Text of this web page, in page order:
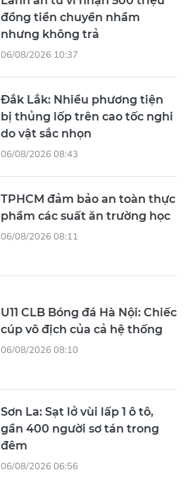
đồng tiền chuyển nhầm
nhưng không trả
06/08/2026 10:37
Đắk Lắk: Nhiều phương tiện
bị thủng lốp trên cao tốc nghi
do vật sắc nhọn
06/08/2026 08:43
TPHCM đảm bảo an toàn thực
phẩm các suất ăn trường học
06/08/2026 08:11
U11 CLB Bóng đá Hà Nội: Chiếc
cúp vô địch của cả hệ thống
06/08/2026 08:10
Sơn La: Sạt lở vùi lấp 1 ô tô,
gần 400 người sơ tán trong
đêm
06/08/2026 06:56